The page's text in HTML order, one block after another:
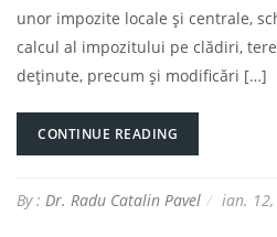
unor impozite locale și centrale,
calcul al impozitului pe clădiri,
deținute, precum și modificări […]
CONTINUE READING
By : Dr. Radu Catalin Pavel ian.